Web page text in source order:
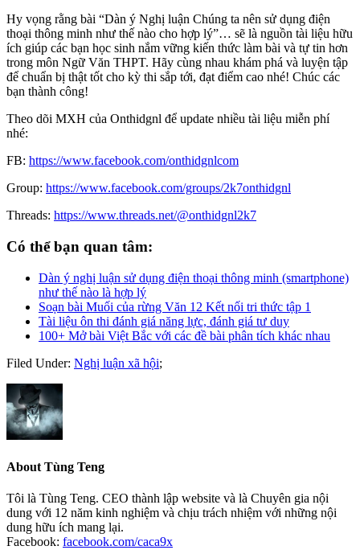
Hy vọng rằng bài “Dàn ý Nghị luận Chúng ta nên sử dụng điện
thoại thông minh như thế nào cho hợp lý”… sẽ là nguồn tài liệu hữu
ích giúp các bạn học sinh nắm vững kiến thức làm bài và tự tin hơn
trong môn Ngữ Văn THPT. Hãy cùng nhau khám phá và luyện tập
để chuẩn bị thật tốt cho kỳ thi sắp tới, đạt điểm cao nhé! Chúc các
bạn thành công!
Theo dõi MXH của Onthidgnl để update nhiều tài liệu miễn phí
nhé:
FB: https://www.facebook.com/onthidgnlcom
Group: https://www.facebook.com/groups/2k7onthidgnl
Threads: https://www.threads.net/@onthidgnl2k7
Có thể bạn quan tâm:
Dàn ý nghị luận sử dụng điện thoại thông minh (smartphone)
như thế nào là hợp lý
Soạn bài Muối của rừng Văn 12 Kết nối tri thức tập 1
Tài liệu ôn thi đánh giá năng lực, đánh giá tư duy
100+ Mở bài Việt Bắc với các đề bài phân tích khác nhau
Filed Under: Nghị luận xã hội;
About Tùng Teng
Tôi là Tùng Teng. CEO thành lập website và là Chuyên gia nội
dung với 12 năm kinh nghiệm và chịu trách nhiệm với những nội
dung hữu ích mang lại.
Facebook: facebook.com/caca9x